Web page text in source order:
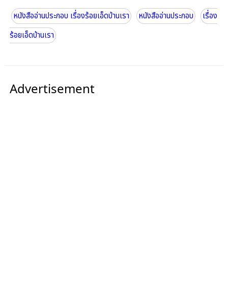
หนังสืออ่านประกอบ เรื่องร้อยเอ็ดบ้านเรา หนังสืออ่านประกอบ
เรื่อง
ร้อยเอ็ดบ้านเรา
Advertisement